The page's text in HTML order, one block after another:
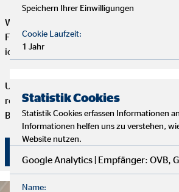
Wir starten mit einem entspannten
Finanzen und Ziele kennenzulernen.
ich dir maßgeschneiderte Finanzlösungen.
Um deine Finanzplanung aktuell zu
regelmäßige Servicegespräche an.
Betreuung stehen bei uns an erster Stelle.
Speichern Ihrer Einwilligungen
Cookie Laufzeit:
1 Jahr
Statistik Cookies
Statistik Cookies erfassen Informationen
Informationen helfen uns zu verstehen,
Website nutzen.
Google Analytics | Empfänger: OVB,
Name: